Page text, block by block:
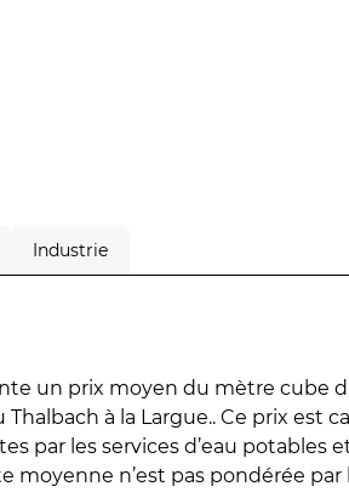
Industrie
un prix moyen du mètre cube
à la Largue.. Ce prix est
par les services d’eau potables
moyenne n’est pas pondérée